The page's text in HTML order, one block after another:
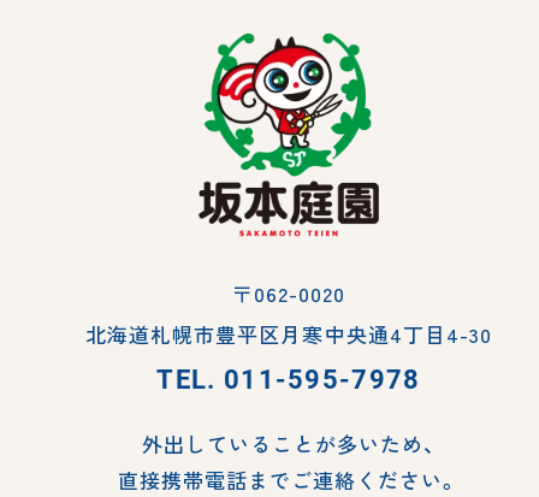
〒062-0020
北海道札幌市豊平区月寒中央通4丁目4-30
TEL. 011-595-7978
外出していることが多いため、
直接携帯電話までご連絡ください。